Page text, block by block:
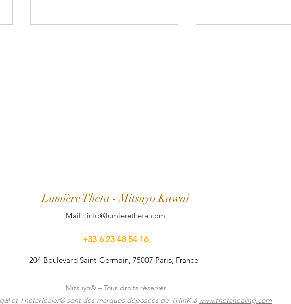
🎥 Minute Holistique 12
LumièreTheta - Mitsuyo Kawai
Mail : info@lumieretheta.com
+33 6 23 48 54 16
204 Boulevard Saint-Germain, 75007 Paris, France
Mitsuyo® – Tous droits réservés
et ThetaHealer® sont des marques déposées de THInK à www.thetahealing.com